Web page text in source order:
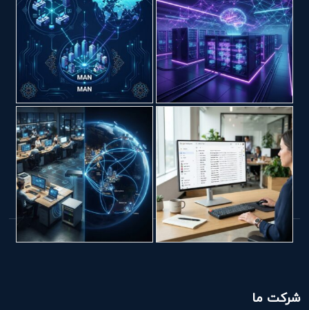
شرکت ما